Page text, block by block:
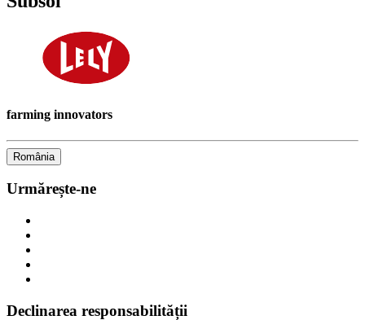
farming innovators
România
Urmărește-ne
Declinarea responsabilității